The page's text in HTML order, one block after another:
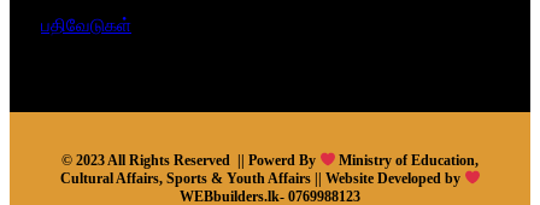
பதிவேடுகள்
© 2023 All Rights Reserved || Powerd By
Ministry of Education,
Cultural Affairs, Sports & Youth Affairs || Website Developed by
WEBbuilders.lk- 0769988123